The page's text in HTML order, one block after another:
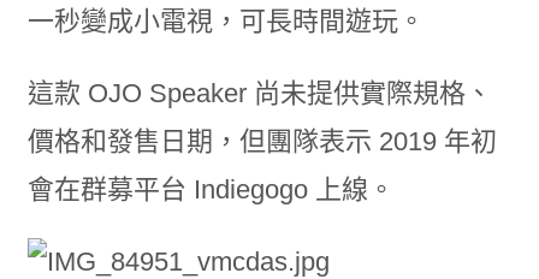
一秒變成小電視，可長時間遊玩。
這款 OJO Speaker 尚未提供實際規格、
價格和發售日期，但團隊表示 2019 年初
會在群募平台 Indiegogo 上線。